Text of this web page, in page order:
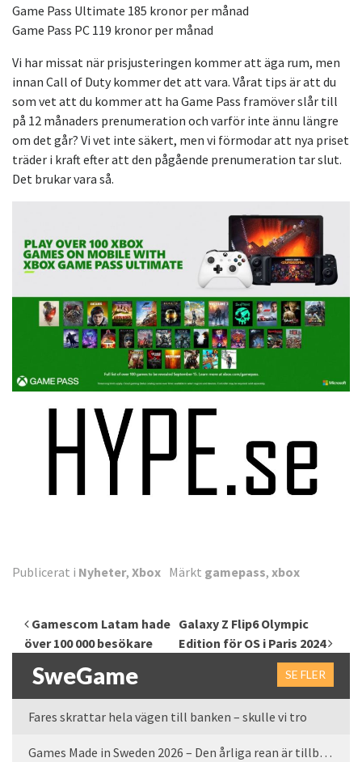
Game Pass Ultimate 185 kronor per månad
Game Pass PC 119 kronor per månad
Vi har missat när prisjusteringen kommer att äga rum, men
innan Call of Duty kommer det att vara. Vårat tips är att du
som vet att du kommer att ha Game Pass framöver slår till
på 12 månaders prenumeration och varför inte ännu längre
om det går? Vi vet inte säkert, men vi förmodar att nya priset
träder i kraft efter att den pågående prenumeration tar slut.
Det brukar vara så.
Publicerat i Nyheter, Xbox Märkt gamepass, xbox
Inläggsnavigering
Gamescom Latam hade
över 100 000 besökare
Galaxy Z Flip6 Olympic
Edition för OS i Paris 2024
SweGame SE FLER
Fares skrattar hela vägen till banken – skulle vi tro
Games Made in Sweden 2026 – Den årliga rean är tillbaka